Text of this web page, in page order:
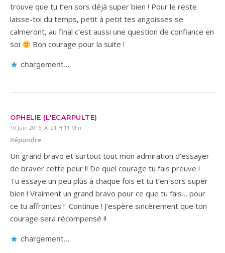
trouve que tu t’en sors déjà super bien ! Pour le reste
laisse-toi du temps, petit à petit tes angoisses se
calmeront, au final c’est aussi une question de confiance en
soi
Bon courage pour la suite !
chargement…
OPHELIE (L'ECARPULTE)
10 Juin 2016 À 21 H 11 Min
Répondre
Un grand bravo et surtout tout mon admiration d’essayer
de braver cette peur !! De quel courage tu fais preuve !
Tu essaye un peu plus à chaque fois et tu t’en sors super
bien ! Vraiment un grand bravo pour ce que tu fais… pour
ce tu affrontes ! Continue ! J’espère sincèrement que ton
courage sera récompensé !!
chargement…